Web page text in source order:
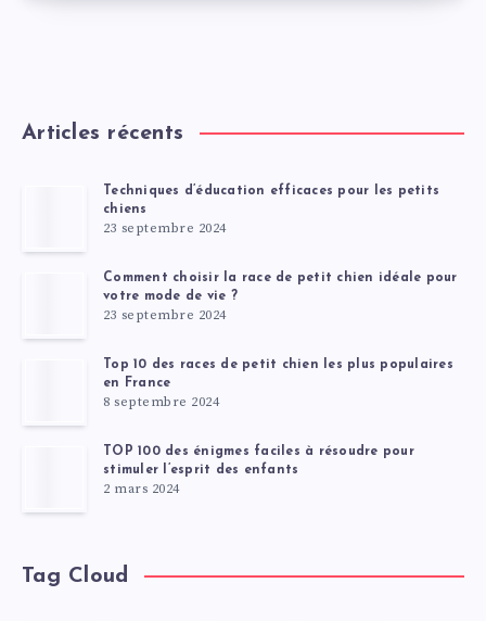
Articles récents
Techniques d’éducation efficaces pour les petits
chiens
23 septembre 2024
Comment choisir la race de petit chien idéale pour
votre mode de vie ?
23 septembre 2024
Top 10 des races de petit chien les plus populaires
en France
8 septembre 2024
TOP 100 des énigmes faciles à résoudre pour
stimuler l’esprit des enfants
2 mars 2024
Tag Cloud